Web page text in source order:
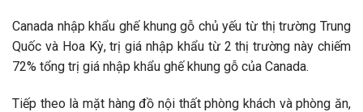
Canada nhập khẩu ghế khung gỗ chủ yếu từ thị trường Trung
Quốc và Hoa Kỳ, trị giá nhập khẩu từ 2 thị trường này chiếm
72% tổng trị giá nhập khẩu ghế khung gỗ của Canada.
Tiếp theo là mặt hàng đồ nội thất phòng khách và phòng ăn,